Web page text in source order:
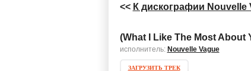
<< К дискографии Nouvelle
(What I Like The Most About
исполнитель: Nouvelle Vague
ЗАГРУЗИТЬ ТРЕК